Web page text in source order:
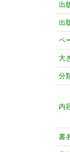
出
出
ペ
大
分
内
書